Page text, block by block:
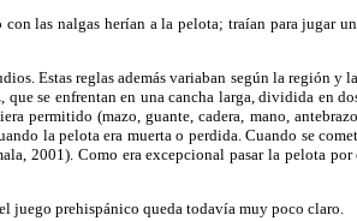
las nalgas herían a la pelota; traían para jugar
Estas reglas además variaban según la región
se enfrentan en una cancha larga, dividida en
permitido (mazo, guante, cadera, mano,
la pelota era muerta o perdida. Cuando se
2001). Como era excepcional pasar la pelota
juego prehispánico queda todavía muy poco claro.